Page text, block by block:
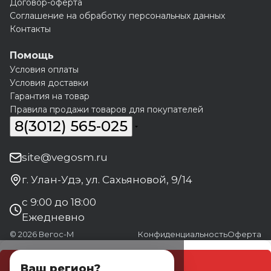
Договор-оферта
Соглашение на обработку персональных данных
Контакты
Помощь
Условия оплаты
Условия доставки
Гарантия на товар
Правила продажи товаров для покупателей
8(3012) 565-025
site@vegosm.ru
г. Улан-Удэ, ул. Сахьяновой, 9/14
с 9:00 до 18:00
Ежедневно
© 2026 Вегос-М КонфиденциальностьОферта